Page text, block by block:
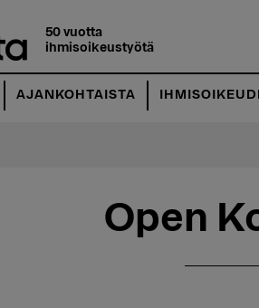
50 vuotta
ihmisoikeustyötä
AJANKOHTAISTA
Open